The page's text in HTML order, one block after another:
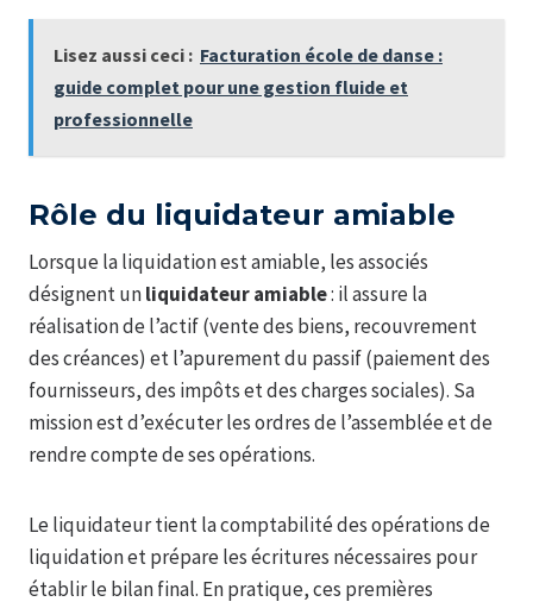
Lisez aussi ceci : Facturation école de danse :
guide complet pour une gestion fluide et
professionnelle
Rôle du liquidateur amiable
Lorsque la liquidation est amiable, les associés
désignent unliquidateur amiable: il assure la
réalisation de l’actif (vente des biens, recouvrement
des créances) et l’apurement du passif (paiement des
fournisseurs, des impôts et des charges sociales). Sa
mission est d’exécuter les ordres de l’assemblée et de
rendre compte de ses opérations.
Le liquidateur tient la comptabilité des opérations de
liquidation et prépare les écritures nécessaires pour
établir le bilan final. En pratique, ces premières